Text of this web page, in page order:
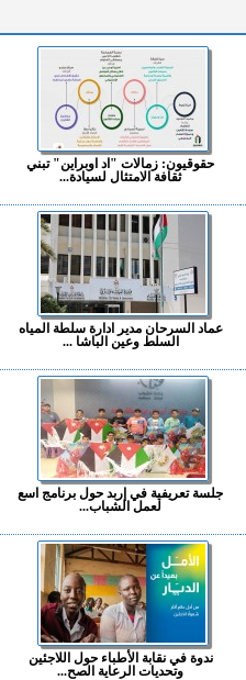
حقوقيون: زمالات "اد اوبراين" تبني
ثقافة الامتثال لسيادة...
عماد السرحان مدير ادارة سلطة المياه
السلط وعين الباشا ...
جلسة تعريفية في إربد حول برنامج اسع
لعمل الشباب...
ندوة في نقابة الأطباء حول اللاجئين
وتحديات الرعاية الصح...